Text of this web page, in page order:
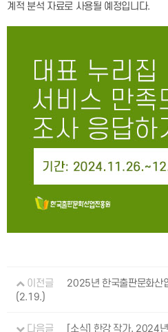
계적 분석 자료로 사용될 예정입니다.
이전글
2025년 한국출판문화산
(2.19.)
다음글 [소식] 한강 작가, 2024